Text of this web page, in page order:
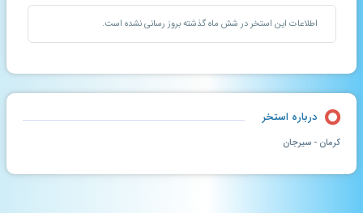
اطلاعات این استخر در شش ماه گذشته بروز رسانی نشده است.
درباره استخر
کرمان - سیرجان